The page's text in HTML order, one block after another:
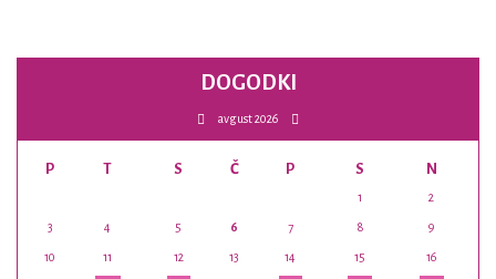
DOGODKI
avgust 2026
P T S Č P S N
1 2
3 4 5 6 7 8 9
10 11 12 13 14 15 16